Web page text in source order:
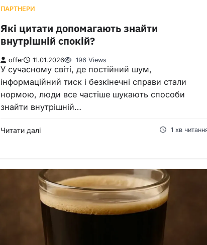
ПАРТНЕРИ
Які цитати допомагають знайти
внутрішній спокій?
offer 11.01.2026 196 Views
У сучасному світі, де постійний шум,
інформаційний тиск і безкінечні справи стали
нормою, люди все частіше шукають способи
знайти внутрішній…
Читати далі 1 хв